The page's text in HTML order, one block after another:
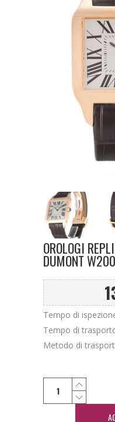
OROLOGI
DUMONT
Tempo di
Tempo di
Metodo di